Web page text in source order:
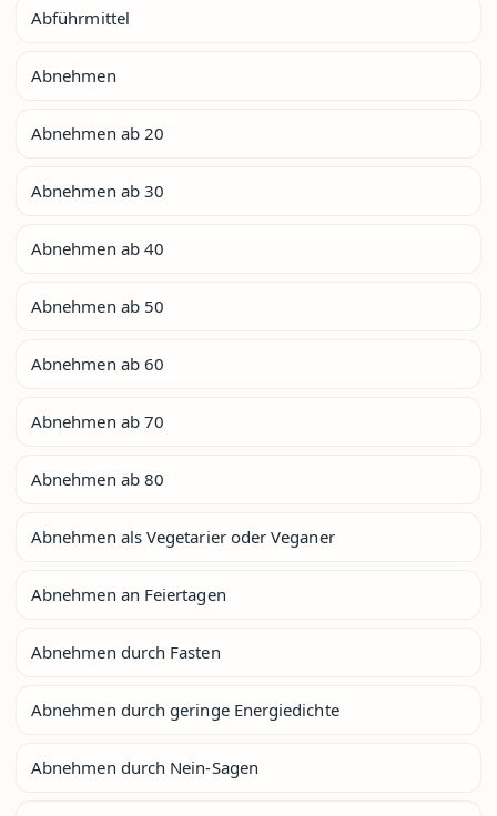
Abführmittel
Abnehmen
Abnehmen ab 20
Abnehmen ab 30
Abnehmen ab 40
Abnehmen ab 50
Abnehmen ab 60
Abnehmen ab 70
Abnehmen ab 80
Abnehmen als Vegetarier oder Veganer
Abnehmen an Feiertagen
Abnehmen durch Fasten
Abnehmen durch geringe Energiedichte
Abnehmen durch Nein-Sagen